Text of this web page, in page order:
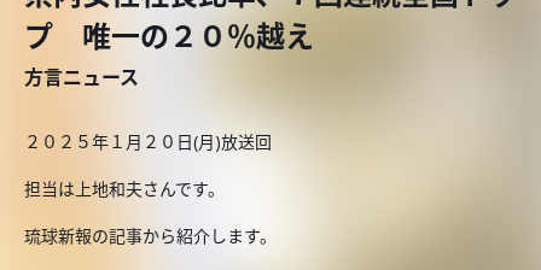
プ 唯一の２０％越え
方言ニュース
２０２５年１月２０日(月)放送回
担当は上地和夫さんです。
琉球新報の記事から紹介します。